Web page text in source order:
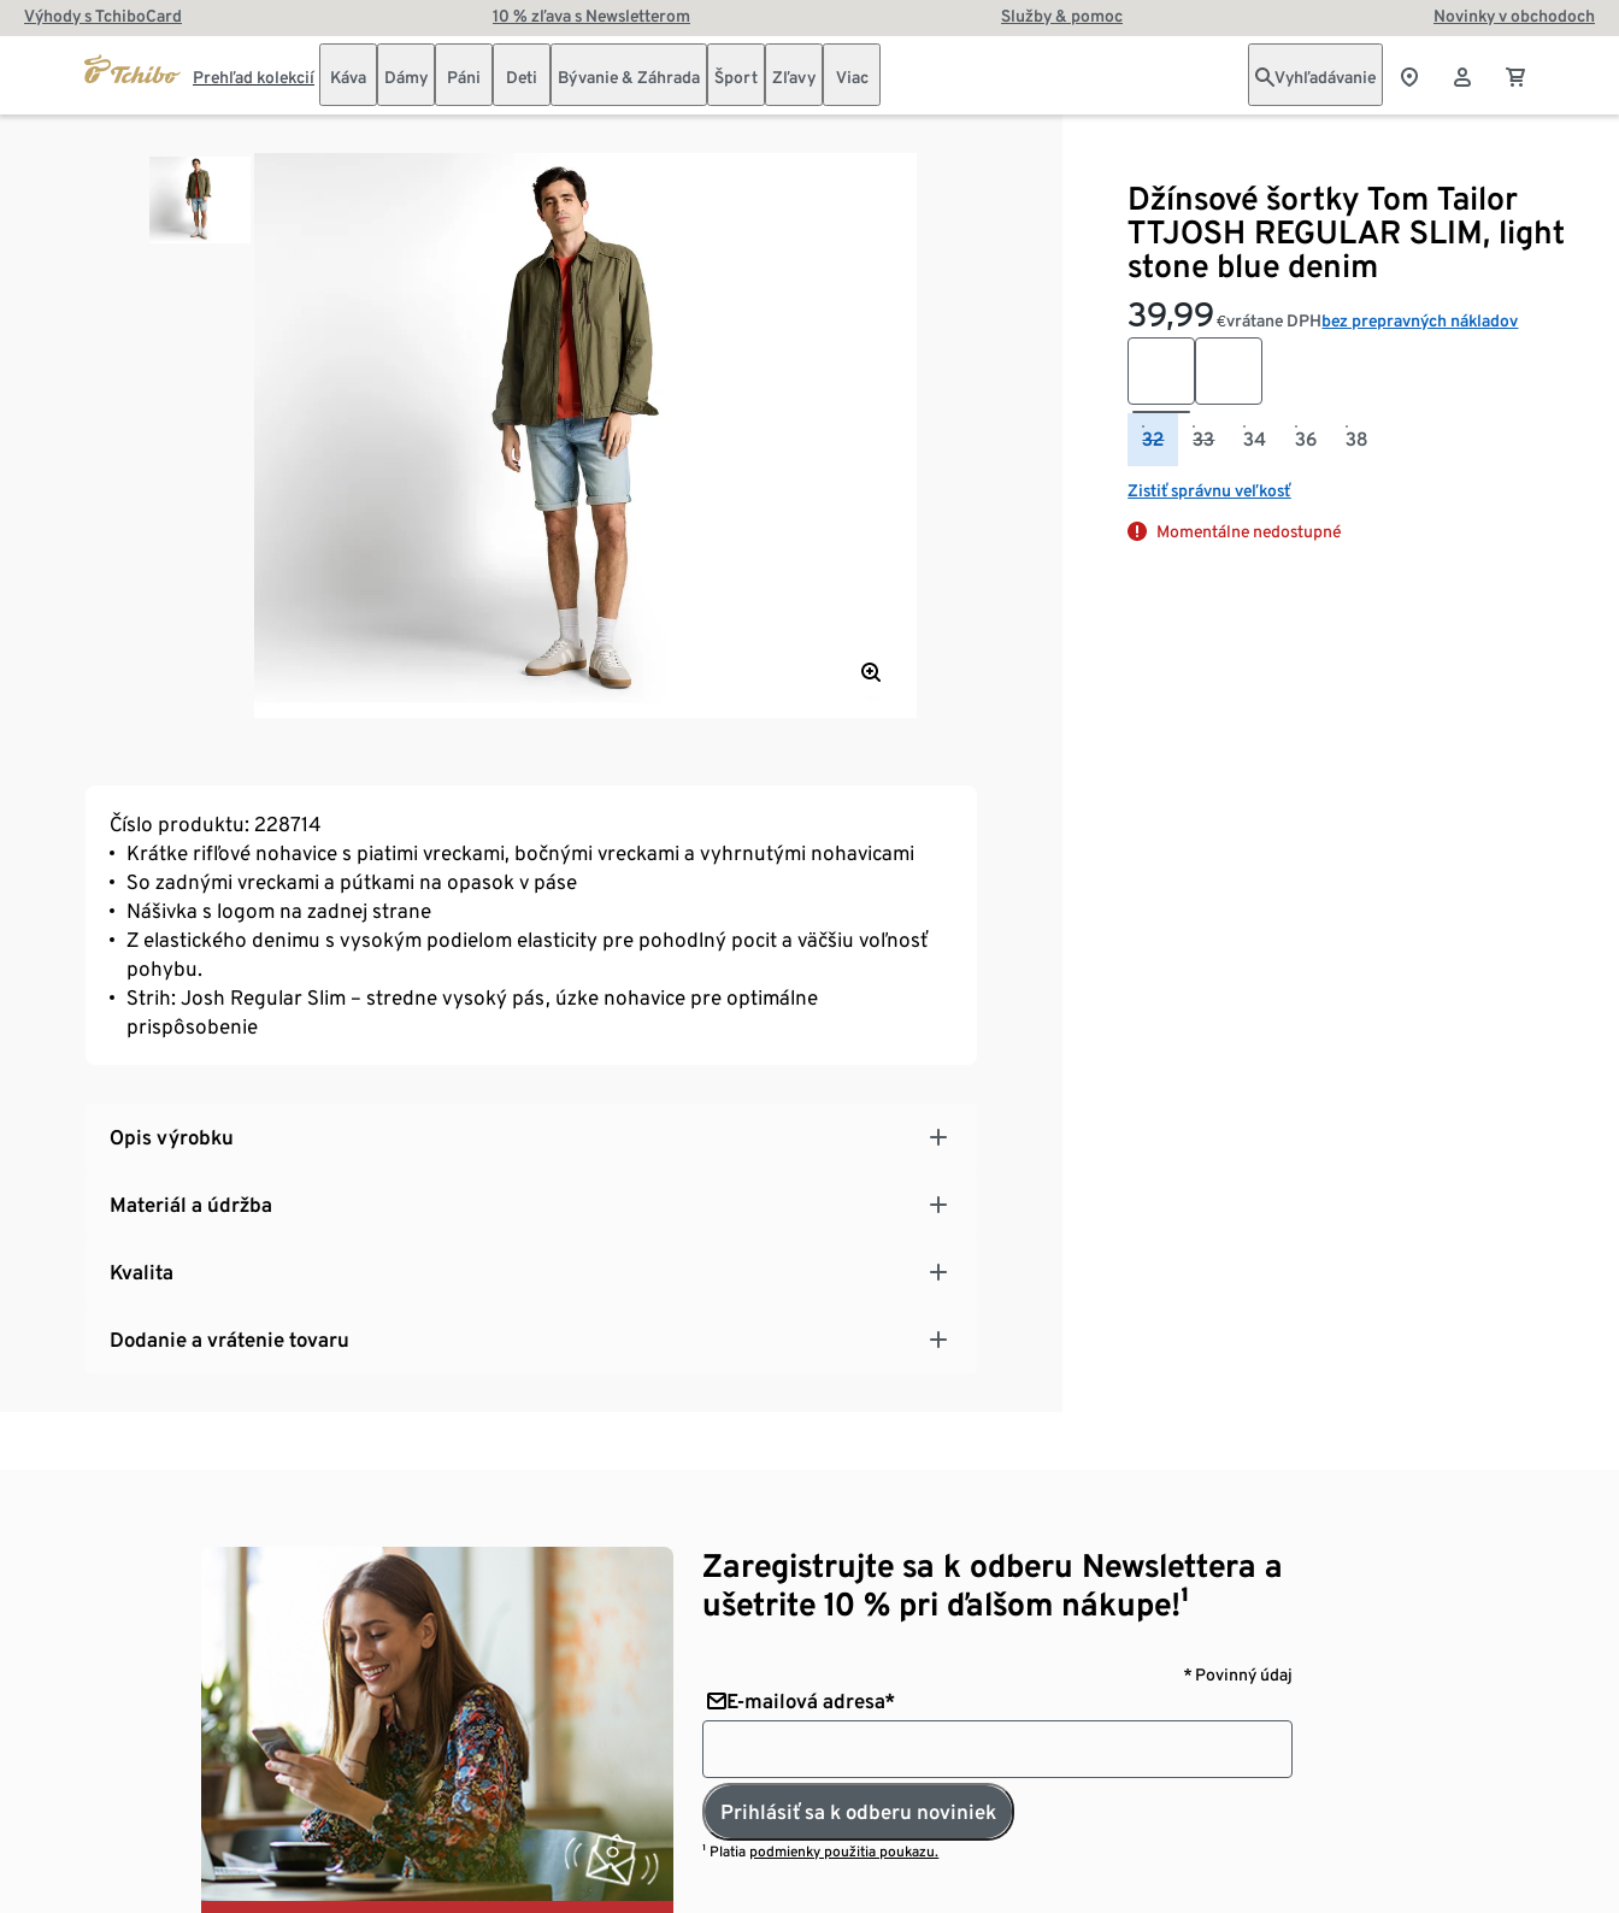
Výhody s TchiboCard 10 % zľava s Newsletterom Služby & pomoc Novinky v obchodoch
Prehľad kolekcií Káva Dámy Páni Deti Bývanie & Záhrada Šport Zľavy Viac Vyhľadávanie
Džínsové šortky Tom Tailor
TTJOSH REGULAR SLIM, light
stone blue denim
39,99 €vrátane DPHbez prepravných nákladov
32 33 34 36 38
Zistiť správnu veľkosť
Momentálne nedostupné
Číslo produktu: 228714
Krátke rifľové nohavice s piatimi vreckami, bočnými vreckami a vyhrnutými nohavicami
So zadnými vreckami a pútkami na opasok v páse
Nášivka s logom na zadnej strane
Z elastického denimu s vysokým podielom elasticity pre pohodlný pocit a väčšiu voľnosť
pohybu.
Strih: Josh Regular Slim – stredne vysoký pás, úzke nohavice pre optimálne
prispôsobenie
Opis výrobku
Materiál a údržba
Kvalita
Dodanie a vrátenie tovaru
Zaregistrujte sa k odberu Newslettera a
ušetrite 10 % pri ďalšom nákupe!¹
* Povinný údaj
E-mailová adresa*
Prihlásiť sa k odberu noviniek
¹ Platia podmienky použitia poukazu.